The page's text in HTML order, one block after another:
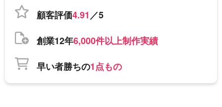
顧客評価4.91／5
創業12年6,000件以上制作実績
早い者勝ちの1点もの